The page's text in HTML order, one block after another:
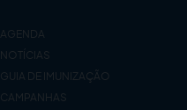
AGENDA
NOTÍCIAS
GUIA DE IMUNIZAÇÃO
CAMPANHAS